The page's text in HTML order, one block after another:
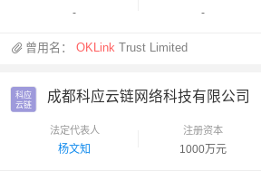
- -
曾用名：OKLink Trust Limited
科应
云链
成都科应云链网络科技有限公司
法定代表人
杨文知
注册资本
1000万元